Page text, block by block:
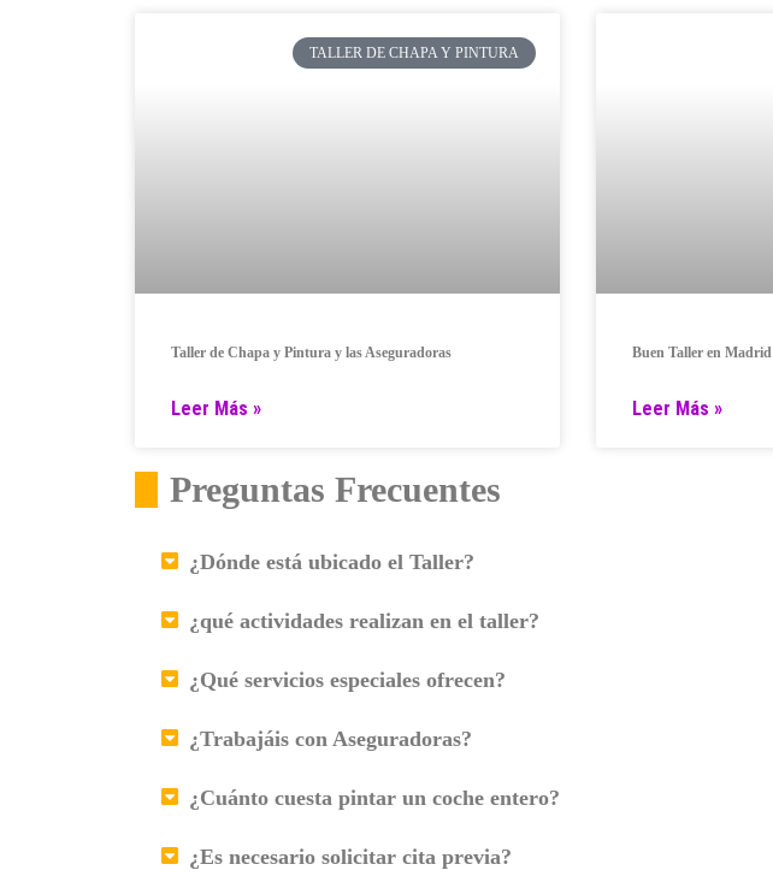
TALLER DE CHAPA Y PINTURA
Taller de Chapa y Pintura y las Aseguradoras
Leer Más »
Buen Taller en Madrid
Leer Más »
Preguntas Frecuentes
¿Dónde está ubicado el Taller?
¿qué actividades realizan en el taller?
¿Qué servicios especiales ofrecen?
¿Trabajáis con Aseguradoras?
¿Cuánto cuesta pintar un coche entero?
¿Es necesario solicitar cita previa?